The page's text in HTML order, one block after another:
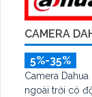
CAMERA
5%-35%
Camera
ngoài trời có